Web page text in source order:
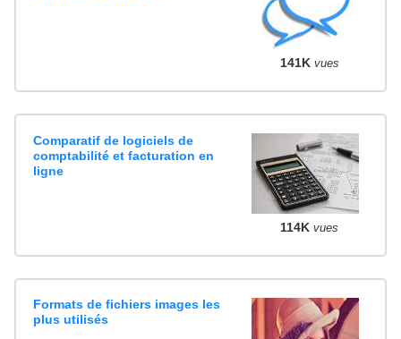
141K vues
Comparatif de logiciels de
comptabilité et facturation en
ligne
114K vues
Formats de fichiers images les
plus utilisés